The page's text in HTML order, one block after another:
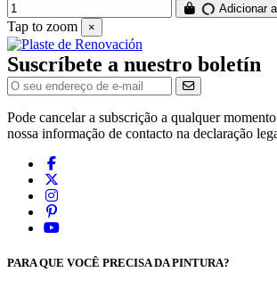
Adicionar
Tap to zoom ×
Suscríbete a nuestro boletín
Pode cancelar a subscrição a qualquer
nossa informação de contacto na declaração
PARA QUE VOCÊ PRECISA DA PINTURA?